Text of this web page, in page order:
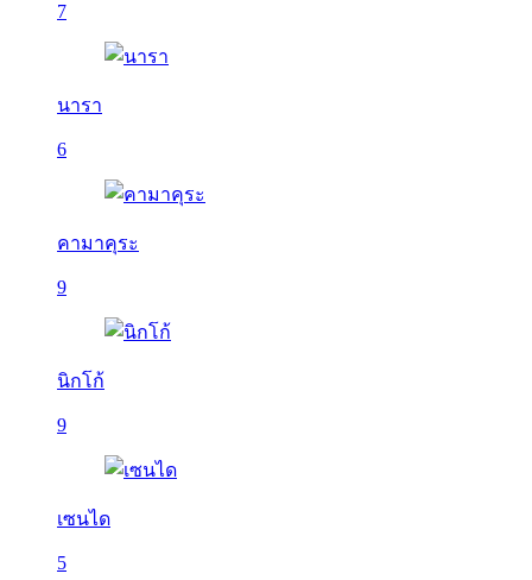
7
นารา
6
คามาคุระ
9
นิกโก้
9
เซนได
5